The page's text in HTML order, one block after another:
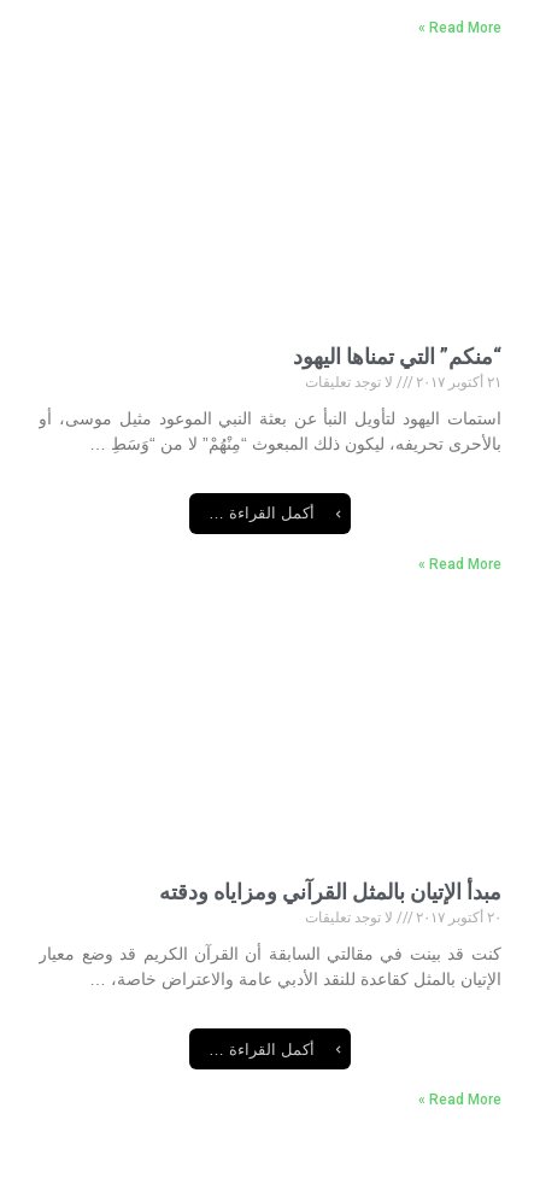
Read More »
“منكم” التي تمناها اليهود
٢١ أكتوبر ٢٠١٧
لا توجد تعليقات
استمات اليهود لتأويل النبأ عن بعثة النبي الموعود مثيل موسى، أو
بالأحرى تحريفه، ليكون ذلك المبعوث “مِنْهُمْ” لا من “وَسَطِ …
أكمل القراءة …
Read More »
مبدأ الإتيان بالمثل القرآني ومزاياه ودقته
٢٠ أكتوبر ٢٠١٧
لا توجد تعليقات
كنت قد بينت في مقالتي السابقة أن القرآن الكريم قد وضع معيار
الإتيان بالمثل كقاعدة للنقد الأدبي عامة والاعتراض خاصة، …
أكمل القراءة …
Read More »